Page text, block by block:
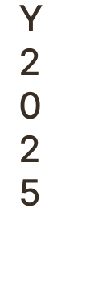
Υ
2
0
2
5